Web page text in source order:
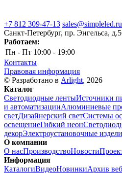
+7 812 309-47-13 sales@simpleled.ru
Санкт-Петербург, пр. Энгельса,
Работаем:
Пн - Пт 10:00 - 19:00
Контакты
Правовая информация
© Разработано в Arlight, 2026
Каталог
Светодиодные лентыИсточники
и автоматизацииАлюминиевые
светДизайнерский светСистемы
освещениеГибкий неон
декорЭлектроустановочные
О компании
О насПроизводствоНовости
Информация
КаталогиВидеоНовинкиАрхив